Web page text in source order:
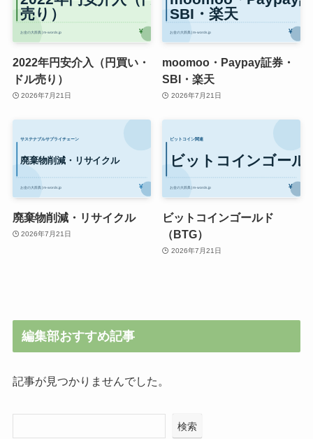
2022年円安介入（円買い・
ドル売り）
2026年7月21日
moomoo・Paypay証券・
SBI・楽天
2026年7月21日
廃棄物削減・リサイクル
2026年7月21日
ビットコインゴールド
（BTG）
2026年7月21日
編集部おすすめ記事
記事が見つかりませんでした。
検索